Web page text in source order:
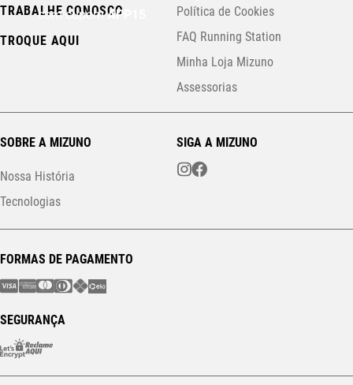
com cupomAPP15
TRABALHE CONOSCO
TROQUE AQUI
Política de Cookies
FAQ Running Station
Minha Loja Mizuno
Assessorias
SOBRE A MIZUNO
Nossa História
Tecnologias
SIGA A MIZUNO
FORMAS DE PAGAMENTO
SEGURANÇA